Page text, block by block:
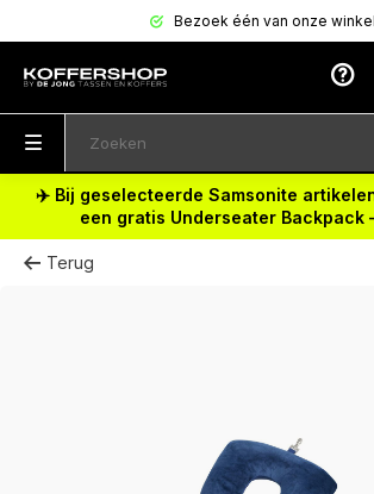
Bezoek één van onze
✈️ Bij geselecteerde Samsonite
een gratis Underseater Backpack
Terug